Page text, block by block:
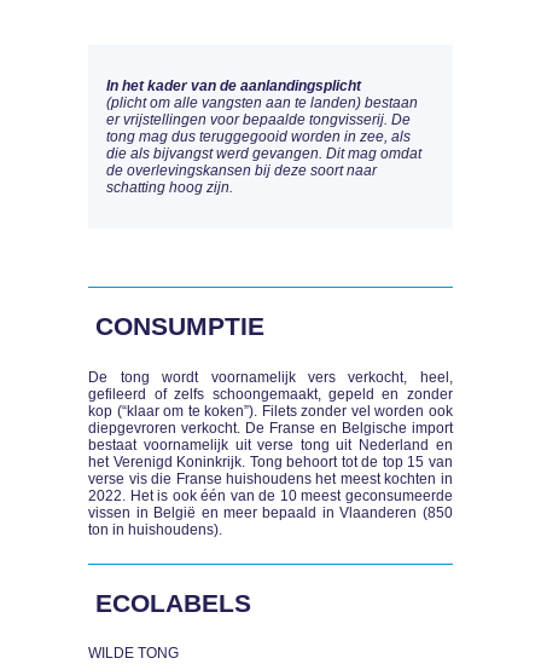
In het kader van de aanlandingsplicht
(plicht om alle vangsten aan te landen) bestaan
er vrijstellingen voor bepaalde tongvisserij. De
tong mag dus teruggegooid worden in zee, als
die als bijvangst werd gevangen. Dit mag omdat
de overlevingskansen bij deze soort naar
schatting hoog zijn.
CONSUMPTIE
De tong wordt voornamelijk vers verkocht, heel,
gefileerd of zelfs schoongemaakt, gepeld en zonder
kop (“klaar om te koken”). Filets zonder vel worden ook
diepgevroren verkocht. De Franse en Belgische import
bestaat voornamelijk uit verse tong uit Nederland en
het Verenigd Koninkrijk. Tong behoort tot de top 15 van
verse vis die Franse huishoudens het meest kochten in
2022. Het is ook één van de 10 meest geconsumeerde
vissen in België en meer bepaald in Vlaanderen (850
ton in huishoudens).
ECOLABELS
WILDE TONG